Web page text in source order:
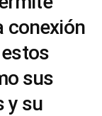
conexión
sus
y su